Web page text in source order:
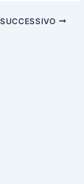
SUCCESSIVO